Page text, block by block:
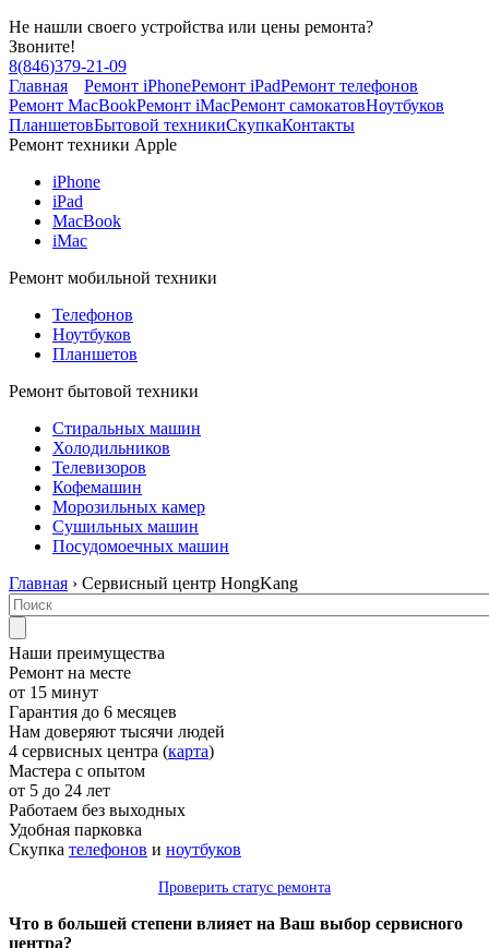
Не нашли своего устройства или цены ремонта?
Звоните!
8(846)379-21-09
Главная
Ремонт iPhoneРемонт iPadРемонт телефонов
Ремонт MacBookРемонт iMacРемонт самокатовНоутбуков
ПланшетовБытовой техникиСкупкаКонтакты
Ремонт техники Apple
iPhone
iPad
MacBook
iMac
Ремонт мобильной техники
Телефонов
Ноутбуков
Планшетов
Ремонт бытовой техники
Стиральных машин
Холодильников
Телевизоров
Кофемашин
Морозильных камер
Сушильных машин
Посудомоечных машин
Главная › Сервисный центр HongKang
Наши преимущества
Ремонт на месте
от 15 минут
Гарантия до 6 месяцев
Нам доверяют тысячи людей
4 сервисных центра (карта)
Мастера с опытом
от 5 до 24 лет
Работаем без выходных
Удобная парковка
Скупка телефонов и ноутбуков
Проверить статус ремонта
Что в большей степени влияет на Ваш выбор сервисного
центра?